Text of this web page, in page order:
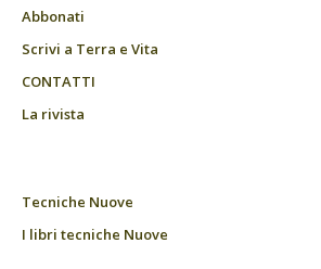
Abbonati
Scrivi a Terra e Vita
CONTATTI
La rivista
Tecniche Nuove
I libri tecniche Nuove